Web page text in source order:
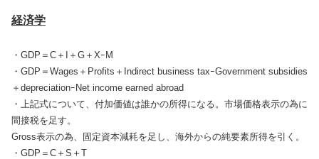
経済学
・GDP＝C＋I＋G＋XｰM
・GDP＝Wages＋Profits＋Indirect business taxｰGovernment subsidies
＋depreciationｰNet income earned abroad
・上記式について、付加価値は誰かの所得になる。市場価格表示の為に
間接税を足す。
Gross表示の為、固定資本減耗を足し、海外からの純要素所得を引く。
・GDP＝C＋S＋T